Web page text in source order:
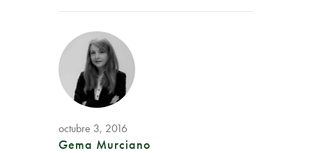
octubre 3, 2016
Gema Murciano